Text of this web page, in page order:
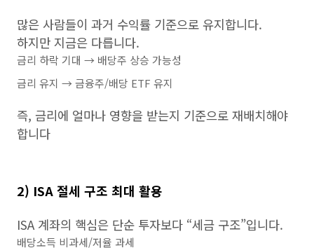
많은 사람들이 과거 수익률 기준으로 유지합니다.
하지만 지금은 다릅니다.
금리 하락 기대 → 배당주 상승 가능성
금리 유지 → 금융주/배당 ETF 유지
즉, 금리에 얼마나 영향을 받는지 기준으로 재배치해야
합니다
2) ISA 절세 구조 최대 활용
ISA 계좌의 핵심은 단순 투자보다 “세금 구조”입니다.
배당소득 비과세/저율 과세